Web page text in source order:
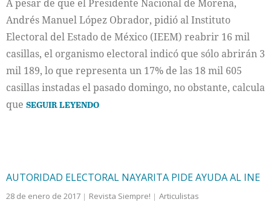
A pesar de que el Presidente Nacional de Morena,
Andrés Manuel López Obrador, pidió al Instituto
Electoral del Estado de México (IEEM) reabrir 16 mil
casillas, el organismo electoral indicó que sólo abrirán 3
mil 189, lo que representa un 17% de las 18 mil 605
casillas instadas el pasado domingo, no obstante, calcula
que SEGUIR LEYENDO
AUTORIDAD ELECTORAL NAYARITA PIDE AYUDA AL INE
28 de enero de 2017 Revista Siempre!
Articulistas